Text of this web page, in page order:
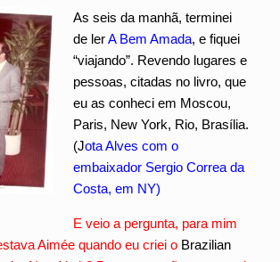
As seis da manhã, terminei
de lerA Bem Amada, e fiquei
“viajando”. Revendo lugares e
pessoas, citadas no livro, que
eu as conheci em Moscou,
Paris, New York, Rio, Brasília.
(Jota Alves com o
embaixador Sergio Correa da
Costa, em NY)
E veio a pergunta, para mim
Aimée quando eu criei o Brazilian